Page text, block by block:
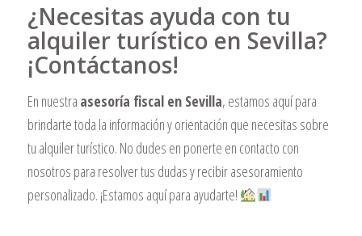
¿Necesitas ayuda con tu
alquiler turístico en Sevilla?
¡Contáctanos!
En nuestra asesoría fiscal en Sevilla, estamos aquí para
brindarte toda la información y orientación que necesitas sobre
tu alquiler turístico. No dudes en ponerte en contacto con
nosotros para resolver tus dudas y recibir asesoramiento
personalizado. ¡Estamos aquí para ayudarte!